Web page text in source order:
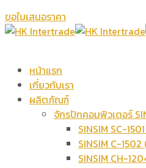
ขอใบเสนอราคา
หน้าแรก
เกี่ยวกับเรา
ผลิตภัณฑ์
จักรปักคอมพิวเตอร์
SINSIM SC-
SINSIM C-
SINSIM CH-